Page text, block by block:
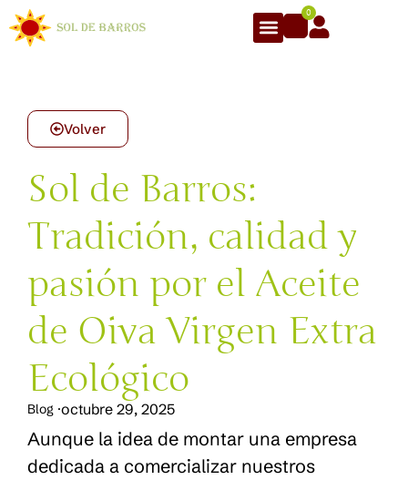
0
Volver
Sol de Barros:
Tradición, calidad y
pasión por el Aceite
de Oiva Virgen Extra
Ecológico
Blog ·octubre 29, 2025
Aunque la idea de montar una empresa
dedicada a comercializar nuestros